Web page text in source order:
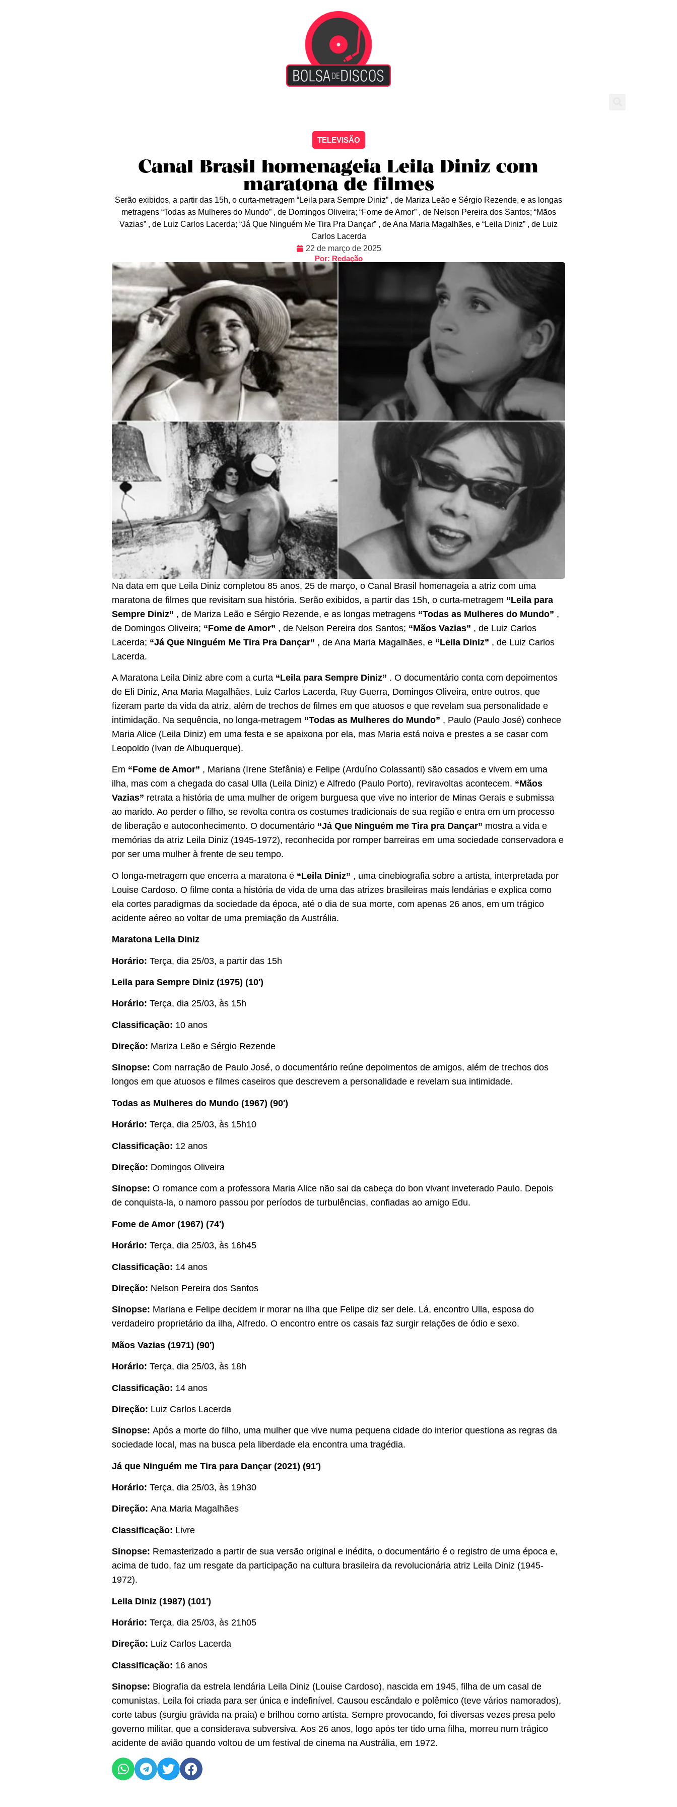
TELEVISÃO
Canal Brasil homenageia Leila Diniz com
maratona de filmes
Serão exibidos, a partir das 15h, o curta-metragem “Leila para Sempre Diniz” , de Mariza Leão e Sérgio Rezende, e as longas
metragens “Todas as Mulheres do Mundo” , de Domingos Oliveira; “Fome de Amor” , de Nelson Pereira dos Santos; “Mãos
Vazias” , de Luiz Carlos Lacerda; “Já Que Ninguém Me Tira Pra Dançar” , de Ana Maria Magalhães, e “Leila Diniz” , de Luiz
Carlos Lacerda
22 de março de 2025
Por: Redação
Na data em que Leila Diniz completou 85 anos, 25 de março, o Canal Brasil homenageia a atriz com uma
maratona de filmes que revisitam sua história. Serão exibidos, a partir das 15h, o curta-metragem “Leila para
Sempre Diniz” , de Mariza Leão e Sérgio Rezende, e as longas metragens “Todas as Mulheres do Mundo” ,
de Domingos Oliveira; “Fome de Amor” , de Nelson Pereira dos Santos; “Mãos Vazias” , de Luiz Carlos
Lacerda; “Já Que Ninguém Me Tira Pra Dançar” , de Ana Maria Magalhães, e “Leila Diniz” , de Luiz Carlos
Lacerda.
A Maratona Leila Diniz abre com a curta “Leila para Sempre Diniz” . O documentário conta com depoimentos
de Eli Diniz, Ana Maria Magalhães, Luiz Carlos Lacerda, Ruy Guerra, Domingos Oliveira, entre outros, que
fizeram parte da vida da atriz, além de trechos de filmes em que atuosos e que revelam sua personalidade e
intimidação. Na sequência, no longa-metragem “Todas as Mulheres do Mundo” , Paulo (Paulo José) conhece
Maria Alice (Leila Diniz) em uma festa e se apaixona por ela, mas Maria está noiva e prestes a se casar com
Leopoldo (Ivan de Albuquerque).
Em “Fome de Amor” , Mariana (Irene Stefânia) e Felipe (Arduíno Colassanti) são casados e vivem em uma
ilha, mas com a chegada do casal Ulla (Leila Diniz) e Alfredo (Paulo Porto), reviravoltas acontecem. “Mãos
Vazias” retrata a história de uma mulher de origem burguesa que vive no interior de Minas Gerais e submissa
ao marido. Ao perder o filho, se revolta contra os costumes tradicionais de sua região e entra em um processo
de liberação e autoconhecimento. O documentário “Já Que Ninguém me Tira pra Dançar” mostra a vida e
memórias da atriz Leila Diniz (1945-1972), reconhecida por romper barreiras em uma sociedade conservadora e
por ser uma mulher à frente de seu tempo.
O longa-metragem que encerra a maratona é “Leila Diniz” , uma cinebiografia sobre a artista, interpretada por
Louise Cardoso. O filme conta a história de vida de uma das atrizes brasileiras mais lendárias e explica como
ela cortes paradigmas da sociedade da época, até o dia de sua morte, com apenas 26 anos, em um trágico
acidente aéreo ao voltar de uma premiação da Austrália.
Maratona Leila Diniz
Horário: Terça, dia 25/03, a partir das 15h
Leila para Sempre Diniz (1975) (10′)
Horário: Terça, dia 25/03, às 15h
Classificação: 10 anos
Direção: Mariza Leão e Sérgio Rezende
Sinopse: Com narração de Paulo José, o documentário reúne depoimentos de amigos, além de trechos dos
longos em que atuosos e filmes caseiros que descrevem a personalidade e revelam sua intimidade.
Todas as Mulheres do Mundo (1967) (90′)
Horário: Terça, dia 25/03, às 15h10
Classificação: 12 anos
Direção: Domingos Oliveira
Sinopse: O romance com a professora Maria Alice não sai da cabeça do bon vivant inveterado Paulo. Depois
de conquista-la, o namoro passou por períodos de turbulências, confiadas ao amigo Edu.
Fome de Amor (1967) (74′)
Horário: Terça, dia 25/03, às 16h45
Classificação: 14 anos
Direção: Nelson Pereira dos Santos
Sinopse: Mariana e Felipe decidem ir morar na ilha que Felipe diz ser dele. Lá, encontro Ulla, esposa do
verdadeiro proprietário da ilha, Alfredo. O encontro entre os casais faz surgir relações de ódio e sexo.
Mãos Vazias (1971) (90′)
Horário: Terça, dia 25/03, às 18h
Classificação: 14 anos
Direção: Luiz Carlos Lacerda
Sinopse: Após a morte do filho, uma mulher que vive numa pequena cidade do interior questiona as regras da
sociedade local, mas na busca pela liberdade ela encontra uma tragédia.
Já que Ninguém me Tira para Dançar (2021) (91′)
Horário: Terça, dia 25/03, às 19h30
Direção: Ana Maria Magalhães
Classificação: Livre
Sinopse: Remasterizado a partir de sua versão original e inédita, o documentário é o registro de uma época e,
acima de tudo, faz um resgate da participação na cultura brasileira da revolucionária atriz Leila Diniz (1945-
1972).
Leila Diniz (1987) (101′)
Horário: Terça, dia 25/03, às 21h05
Direção: Luiz Carlos Lacerda
Classificação: 16 anos
Sinopse: Biografia da estrela lendária Leila Diniz (Louise Cardoso), nascida em 1945, filha de um casal de
comunistas. Leila foi criada para ser única e indefinível. Causou escândalo e polêmico (teve vários namorados),
corte tabus (surgiu grávida na praia) e brilhou como artista. Sempre provocando, foi diversas vezes presa pelo
governo militar, que a considerava subversiva. Aos 26 anos, logo após ter tido uma filha, morreu num trágico
acidente de avião quando voltou de um festival de cinema na Austrália, em 1972.